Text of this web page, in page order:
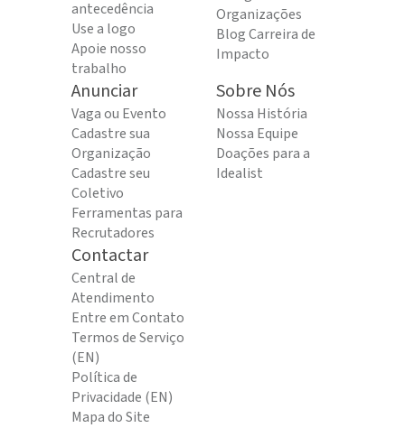
antecedência
Use a logo
Apoie nosso
trabalho
Organizações
Blog Carreira de
Impacto
Anunciar
Vaga ou Evento
Cadastre sua
Organização
Cadastre seu
Coletivo
Ferramentas para
Recrutadores
Sobre Nós
Nossa História
Nossa Equipe
Doações para a
Idealist
Contactar
Central de
Atendimento
Entre em Contato
Termos de Serviço
(EN)
Política de
Privacidade (EN)
Mapa do Site